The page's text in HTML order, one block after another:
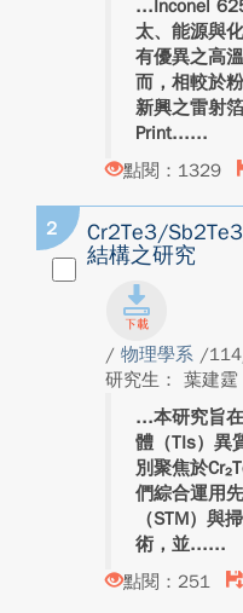
Inconel
太、能源與
有優異之高
而，相較於
新興之雷射
Print...
點閱：1329
2
Cr2Te3/
結構之研究
/ 物理學系 /
研究生： 葉建霆
本研究旨
體（TIs）異
別聚焦於
們綜合運用
（STM）與
術，並...
點閱：251